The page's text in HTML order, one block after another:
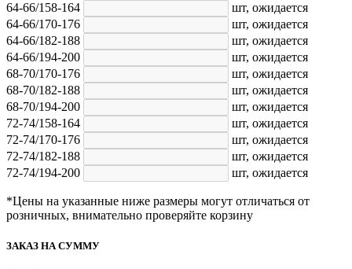
64-66/158-164
шт, ожидается
64-66/170-176
шт, ожидается
64-66/182-188
шт, ожидается
64-66/194-200
шт, ожидается
68-70/170-176
шт, ожидается
68-70/182-188
шт, ожидается
68-70/194-200
шт, ожидается
72-74/158-164
шт, ожидается
72-74/170-176
шт, ожидается
72-74/182-188
шт, ожидается
72-74/194-200
шт, ожидается
*Цены на указанные ниже размеры могут отличаться от
розничных, внимательно проверяйте корзину
ЗАКАЗ НА СУММУ